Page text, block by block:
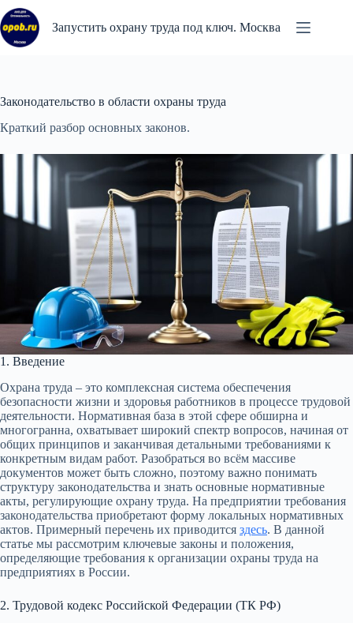
Перейти
к
сути
Запустить охрану труда под ключ. Москва
Законодательство в области охраны труда
Краткий разбор основных законов.
1. Введение
Охрана труда – это комплексная система обеспечения
безопасности жизни и здоровья работников в процессе трудовой
деятельности. Нормативная база в этой сфере обширна и
многогранна, охватывает широкий спектр вопросов, начиная от
общих принципов и заканчивая детальными требованиями к
конкретным видам работ. Разобраться во всём массиве
документов может быть сложно, поэтому важно понимать
структуру законодательства и знать основные нормативные
акты, регулирующие охрану труда. На предприятии требования
законодательства приобретают форму локальных нормативных
актов. Примерный перечень их приводится здесь. В данной
статье мы рассмотрим ключевые законы и положения,
определяющие требования к организации охраны труда на
предприятиях в России.
2. Трудовой кодекс Российской Федерации (ТК РФ)